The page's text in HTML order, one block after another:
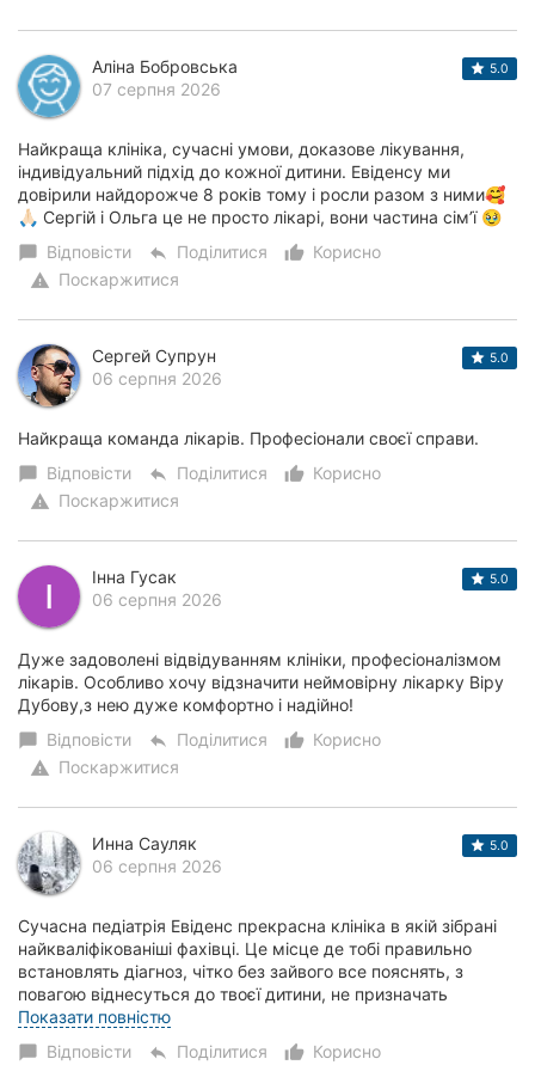
Аліна Бобровська
07 серпня 2026
5.0
Найкраща клініка, сучасні умови, доказове лікування,
індивідуальний підхід до кожної дитини. Евіденсу ми
довірили найдорожче 8 років тому і росли разом з ними🥰
🙏🏻 Сергій і Ольга це не просто лікарі, вони частина сім’ї 🥹
chat_bubble Відповісти reply Поділитися thumb_up_alt
Корисно
warning Поскаржитися
Сергей Супрун
06 серпня 2026
5.0
Найкраща команда лікарів. Професіонали своєї справи.
chat_bubble Відповісти reply Поділитися thumb_up_alt
Корисно
warning Поскаржитися
Інна Гусак
06 серпня 2026
5.0
Дуже задоволені відвідуванням клініки, професіоналізмом
лікарів. Особливо хочу відзначити неймовірну лікарку Віру
Дубову,з нею дуже комфортно і надійно!
chat_bubble Відповісти reply Поділитися thumb_up_alt
Корисно
warning Поскаржитися
Инна Сауляк
06 серпня 2026
5.0
Сучасна педіатрія Евіденс прекрасна клініка в якій зібрані
найкваліфікованіші фахівці. Це місце де тобі правильно
встановлять діагноз, чітко без зайвого все пояснять, з
повагою віднесуться до твоєї дитини, не призначать
зайвого, заспокоять стурбовани...
Показати повністю
chat_bubble Відповісти reply Поділитися thumb_up_alt
Корисно